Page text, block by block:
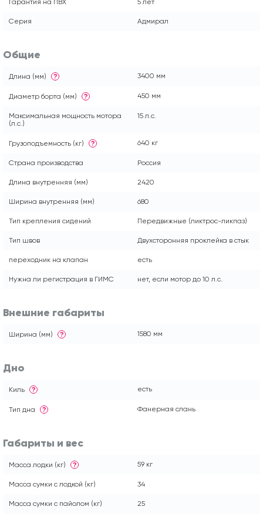
Гарантия на ПВХ 5 лет
Серия Адмирал
Общие
Длина (мм) ? 3400 мм
Диаметр борта (мм) ? 450 мм
Максимальная мощность мотора
(л.с.)
15 л.с.
Грузоподъемность (кг) ? 640 кг
Страна производства Россия
Длина внутренняя (мм) 2420
Ширина внутренняя (мм) 680
Тип крепления сидений Передвижные (ликтрос-ликпаз)
Тип швов Двухсторонняя проклейка в стык
переходник на клапан есть
Нужна ли регистрация в ГИМС нет, если мотор до 10 л.с.
Внешние габариты
Ширина (мм) ? 1580 мм
Дно
Киль ? есть
Тип дна ? Фанерная слань
Габариты и вес
Масса лодки (кг) ? 59 кг
Масса сумки с лодкой (кг) 34
Масса сумки с пайолом (кг) 25